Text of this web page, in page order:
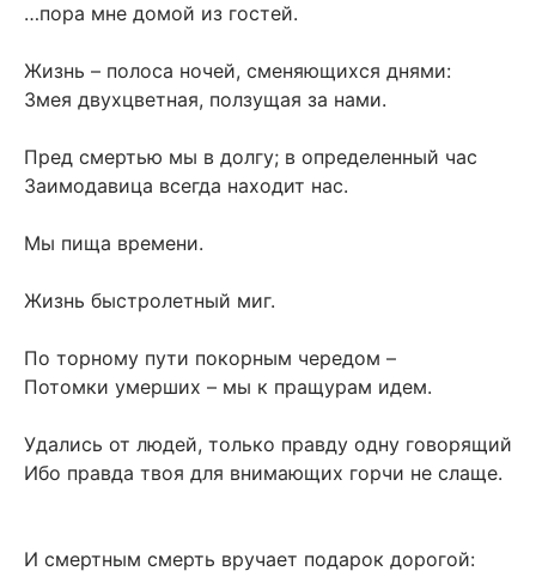
…пора мне домой из гостей.
Жизнь – полоса ночей, сменяющихся днями:
Змея двухцветная, ползущая за нами.
Пред смертью мы в долгу; в определенный час
Заимодавица всегда находит нас.
Мы пища времени.
Жизнь быстролетный миг.
По торному пути покорным чередом –
Потомки умерших – мы к пращурам идем.
Удались от людей, только правду одну говорящий
Ибо правда твоя для внимающих горчи не слаще.
И смертным смерть вручает подарок дорогой: